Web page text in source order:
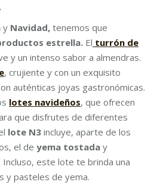
y Navidad, tenemos que
estrella. El turrón de
y un intenso sabor a almendras.
, crujiente y con un exquisito
auténticas joyas gastronómicas.
lotes navideños, que ofrecen
que disfrutes de diferentes
lote N3 incluye, aparte de los
el de yema tostada y
. Incluso, este lote te brinda una
y pasteles de yema.